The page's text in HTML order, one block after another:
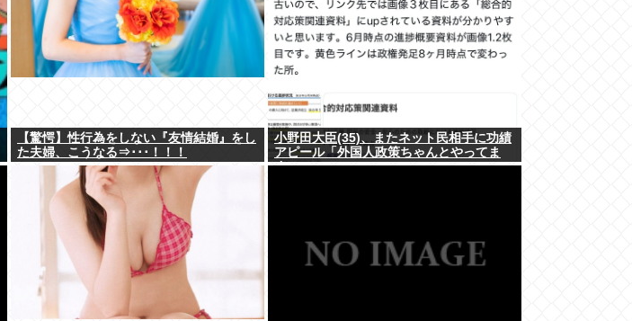
【驚愕】性行為をしない『友情結婚』をし
た夫婦、こうなる⇒･･･！！！
小野田大臣(35)、またネット民相手に功績
アピール「外国人政策ちゃんとやってま
す」www